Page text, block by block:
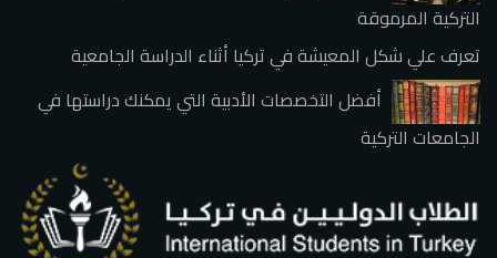
التركية المرموقة
تعرف علي شكل المعيشة في تركيا أثناء الدراسة الجامعية
أفضل التخصصات الأدبية التي يمكنك دراستها في
الجامعات التركية